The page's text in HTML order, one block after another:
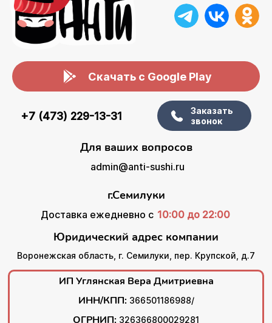
Скачать с Google Play
+7 (473) 229-13-31
Заказать
звонок
Для ваших вопросов
admin@anti-sushi.ru
г.Семилуки
Доставка ежедневно с 10:00 до 22:00
Юридический адрес компании
Воронежская область, г. Семилуки, пер. Крупской, д.7
ИП Углянская Вера Дмитриевна
ИНН/КПП: 366501186988/
ОГРНИП: 326366800029281